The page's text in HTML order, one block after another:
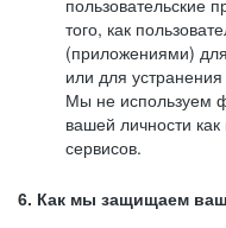
пользовательские
того, как
(приложениями)
или для
Мы не используем
вашей личности
сервисов.
6. Как мы защищаем